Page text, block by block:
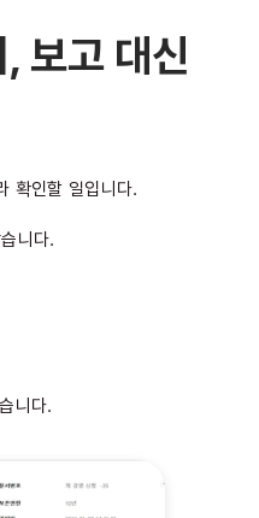
보고 대신
확인할 일입니다.
니다.
니다.